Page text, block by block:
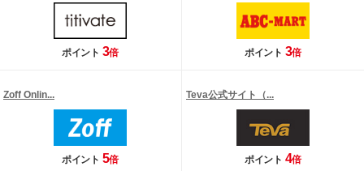
ポイント 3倍 ポイント 3倍
Zoff Onlin...
ポイント 5倍
Teva公式サイト（...
ポイント 4倍